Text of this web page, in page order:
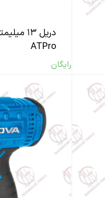
ATPro
رایگان